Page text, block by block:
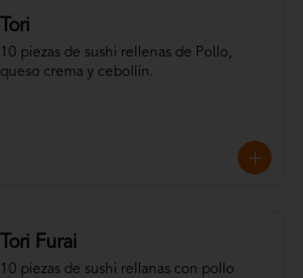
Tori
10 piezas de sushi rellenas de Pollo,
queso crema y cebollín.
Tori Furai
10 piezas de sushi rellanas con pollo